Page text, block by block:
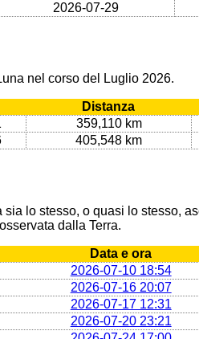
2026-07-29
nel corso del Luglio 2026.
Distanza
359,110 km
405,548 km
lo stesso, o quasi lo stesso,
dalla Terra.
Data e ora
2026-07-10 18:54
2026-07-16 20:07
2026-07-17 12:31
2026-07-20 23:21